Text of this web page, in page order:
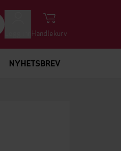
Handlekurv
NYHETSBREV